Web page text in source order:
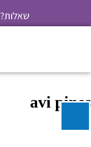
שאלות?
avi pines